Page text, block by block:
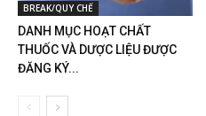
BREAK/QUY CHẾ
DANH MỤC HOẠT CHẤT
THUỐC VÀ DƯỢC LIỆU ĐƯỢC
ĐĂNG KÝ...